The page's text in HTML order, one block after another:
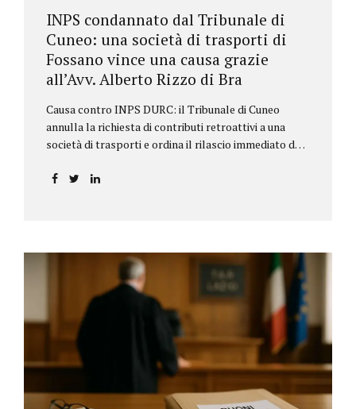
INPS condannato dal Tribunale di
Cuneo: una società di trasporti di
Fossano vince una causa grazie
all’Avv. Alberto Rizzo di Bra
Causa contro INPS DURC: il Tribunale di Cuneo
annulla la richiesta di contributi retroattivi a una
società di trasporti e ordina il rilascio immediato del